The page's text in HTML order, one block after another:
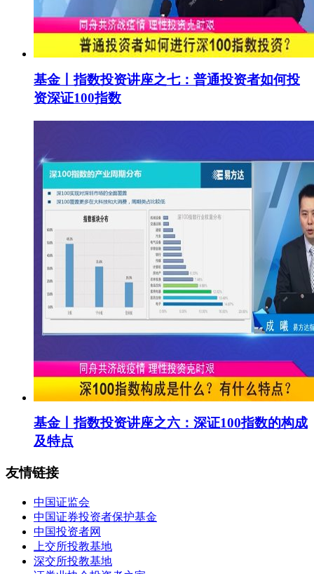
基金丨指数投资讲座之七：普通投资者如何投
资深证100指数
基金丨指数投资讲座之六：深证100指数的构成
及特点
友情链接
中国证监会
中国证券投资者保护基金
中国投资者网
上交所投教基地
深交所投教基地